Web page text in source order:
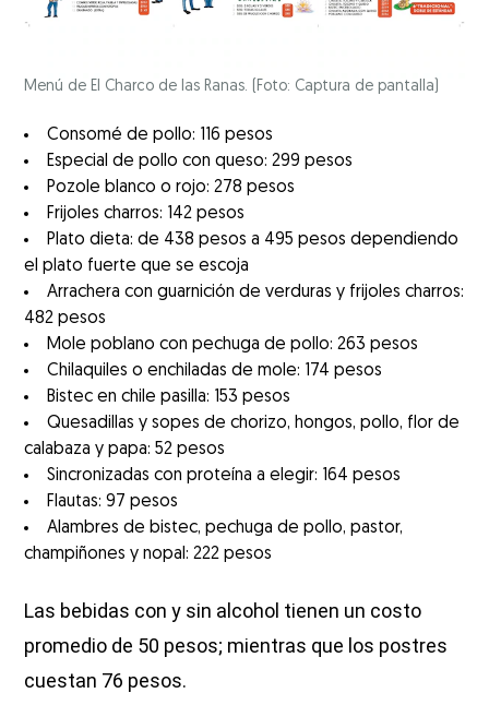
Menú de El Charco de las Ranas. (Foto: Captura de pantalla)
Consomé de pollo: 116 pesos
Especial de pollo con queso: 299 pesos
Pozole blanco o rojo: 278 pesos
Frijoles charros: 142 pesos
Plato dieta: de 438 pesos a 495 pesos dependiendo
el plato fuerte que se escoja
Arrachera con guarnición de verduras y frijoles charros:
482 pesos
Mole poblano con pechuga de pollo: 263 pesos
Chilaquiles o enchiladas de mole: 174 pesos
Bistec en chile pasilla: 153 pesos
Quesadillas y sopes de chorizo, hongos, pollo, flor de
calabaza y papa: 52 pesos
Sincronizadas con proteína a elegir: 164 pesos
Flautas: 97 pesos
Alambres de bistec, pechuga de pollo, pastor,
champiñones y nopal: 222 pesos
Las bebidas con y sin alcohol tienen un costo
promedio de 50 pesos; mientras que los postres
cuestan 76 pesos.